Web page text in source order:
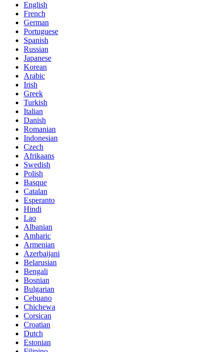
English
French
German
Portuguese
Spanish
Russian
Japanese
Korean
Arabic
Irish
Greek
Turkish
Italian
Danish
Romanian
Indonesian
Czech
Afrikaans
Swedish
Polish
Basque
Catalan
Esperanto
Hindi
Lao
Albanian
Amharic
Armenian
Azerbaijani
Belarusian
Bengali
Bosnian
Bulgarian
Cebuano
Chichewa
Corsican
Croatian
Dutch
Estonian